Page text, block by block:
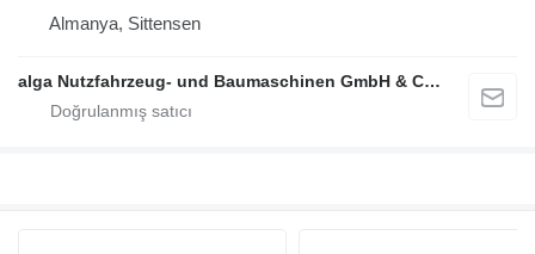
Almanya, Sittensen
alga Nutzfahrzeug- und Baumaschinen GmbH & Co. KG